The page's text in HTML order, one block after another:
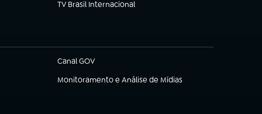
TV Brasil Internacional
(abre em nova aba)
Canal GOV
(abre em nova aba)
Monitoramento e Análise de Mídias
(abre em nova aba)